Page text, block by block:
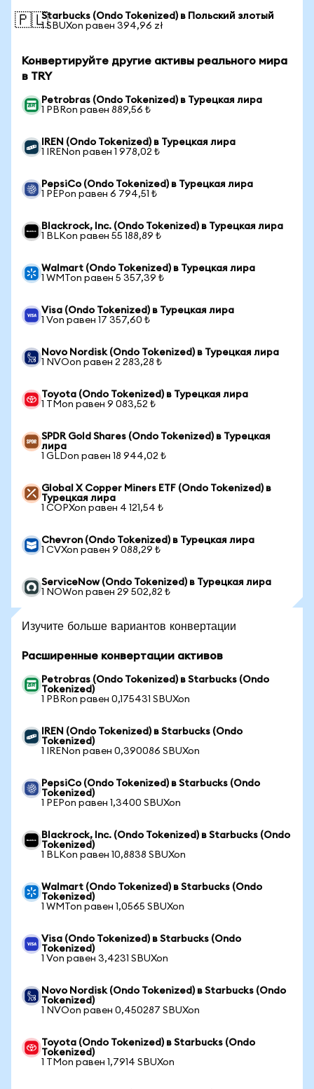
🇵🇱Starbucks (Ondo Tokenized) в Польский злотый
1 SBUXon равен 394,96 zł
Конвертируйте другие активы реального мира
в TRY
Petrobras (Ondo Tokenized) в Турецкая лира
1 PBRon равен 889,56 ₺
IREN (Ondo Tokenized) в Турецкая лира
1 IRENon равен 1 978,02 ₺
PepsiCo (Ondo Tokenized) в Турецкая лира
1 PEPon равен 6 794,51 ₺
Blackrock, Inc. (Ondo Tokenized) в Турецкая лира
1 BLKon равен 55 188,89 ₺
Walmart (Ondo Tokenized) в Турецкая лира
1 WMTon равен 5 357,39 ₺
Visa (Ondo Tokenized) в Турецкая лира
1 Von равен 17 357,60 ₺
Novo Nordisk (Ondo Tokenized) в Турецкая лира
1 NVOon равен 2 283,28 ₺
Toyota (Ondo Tokenized) в Турецкая лира
1 TMon равен 9 083,52 ₺
SPDR Gold Shares (Ondo Tokenized) в Турецкая
лира
1 GLDon равен 18 944,02 ₺
Global X Copper Miners ETF (Ondo Tokenized) в
Турецкая лира
1 COPXon равен 4 121,54 ₺
Chevron (Ondo Tokenized) в Турецкая лира
1 CVXon равен 9 088,29 ₺
ServiceNow (Ondo Tokenized) в Турецкая лира
1 NOWon равен 29 502,82 ₺
Изучите больше вариантов конвертации
Расширенные конвертации активов
Petrobras (Ondo Tokenized) в Starbucks (Ondo
Tokenized)
1 PBRon равен 0,175431 SBUXon
IREN (Ondo Tokenized) в Starbucks (Ondo
Tokenized)
1 IRENon равен 0,390086 SBUXon
PepsiCo (Ondo Tokenized) в Starbucks (Ondo
Tokenized)
1 PEPon равен 1,3400 SBUXon
Blackrock, Inc. (Ondo Tokenized) в Starbucks (Ondo
Tokenized)
1 BLKon равен 10,8838 SBUXon
Walmart (Ondo Tokenized) в Starbucks (Ondo
Tokenized)
1 WMTon равен 1,0565 SBUXon
Visa (Ondo Tokenized) в Starbucks (Ondo
Tokenized)
1 Von равен 3,4231 SBUXon
Novo Nordisk (Ondo Tokenized) в Starbucks (Ondo
Tokenized)
1 NVOon равен 0,450287 SBUXon
Toyota (Ondo Tokenized) в Starbucks (Ondo
Tokenized)
1 TMon равен 1,7914 SBUXon